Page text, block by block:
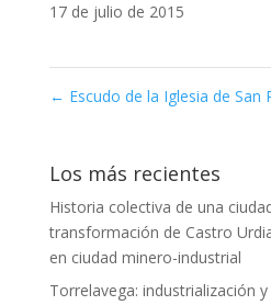
17 de julio de 2015
← Escudo de la Iglesia de San
Los más recientes
Historia colectiva de una
transformación de Castro
en ciudad minero-industrial
Torrelavega: industrialización